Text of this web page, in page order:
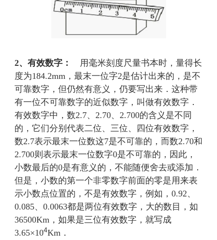
2、有效数字：
用毫米刻度尺量书本时，量得长
度为184.2mm，最末一位字2是估计出来的，是不
可靠数字，但仍然有意义，仍要写出来．这种带
有一位不可靠数字的近似数字，叫做有效数字．
有效数字中，数2.7、2.70、2.700的含义是不同
的，它们分别代表二位、三位、四位有效数字，
数2.7表示最末一位数这7是不可靠的，而数2.70和
2.700则表示最末一位数字0是不可靠的，因此，
小数最后的0是有意义的，不能随便舍去或添加．
但是，小数的第一个非零数字前面的零是用来表
示小数点位置的，不是有效数字，例如，0.92、
0.085、0.0063都是两位有效数字，大的数目，如
36500Km，如果是三位有效数字，就写成
3.65×104Km．